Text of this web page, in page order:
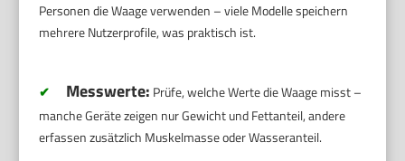
Personen die Waage verwenden – viele Modelle speichern
mehrere Nutzerprofile, was praktisch ist.
✔ Messwerte: Prüfe, welche Werte die Waage misst –
manche Geräte zeigen nur Gewicht und Fettanteil, andere
erfassen zusätzlich Muskelmasse oder Wasseranteil.